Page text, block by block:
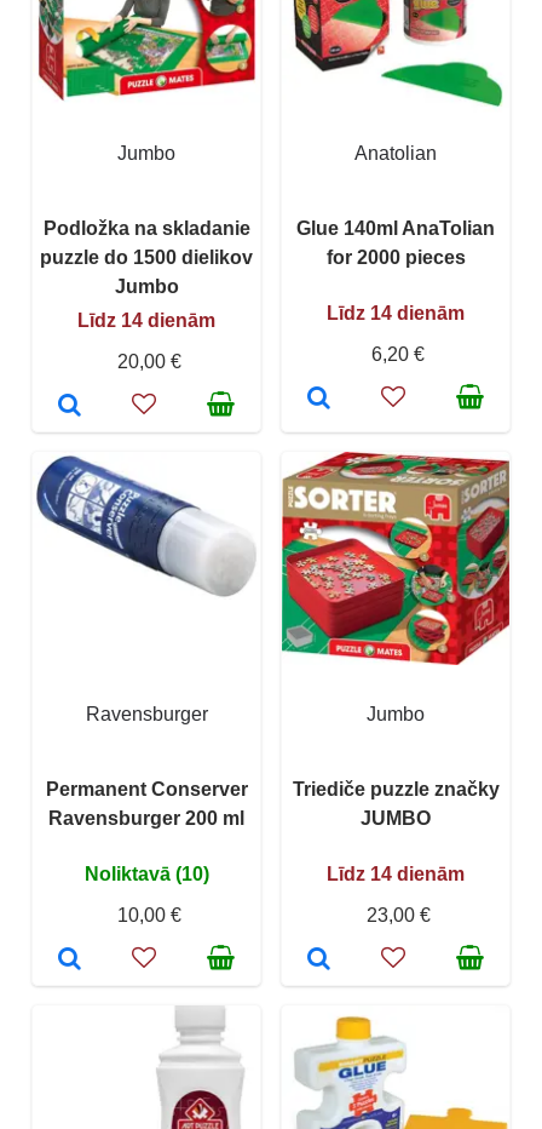
Jumbo
Podložka na skladanie
puzzle do 1500 dielikov
Jumbo
Līdz 14 dienām
20,00 €
Anatolian
Glue 140ml AnaTolian
for 2000 pieces
Līdz 14 dienām
6,20 €
Ravensburger
Permanent Conserver
Ravensburger 200 ml
Noliktavā (10)
10,00 €
Jumbo
Triediče puzzle značky
JUMBO
Līdz 14 dienām
23,00 €